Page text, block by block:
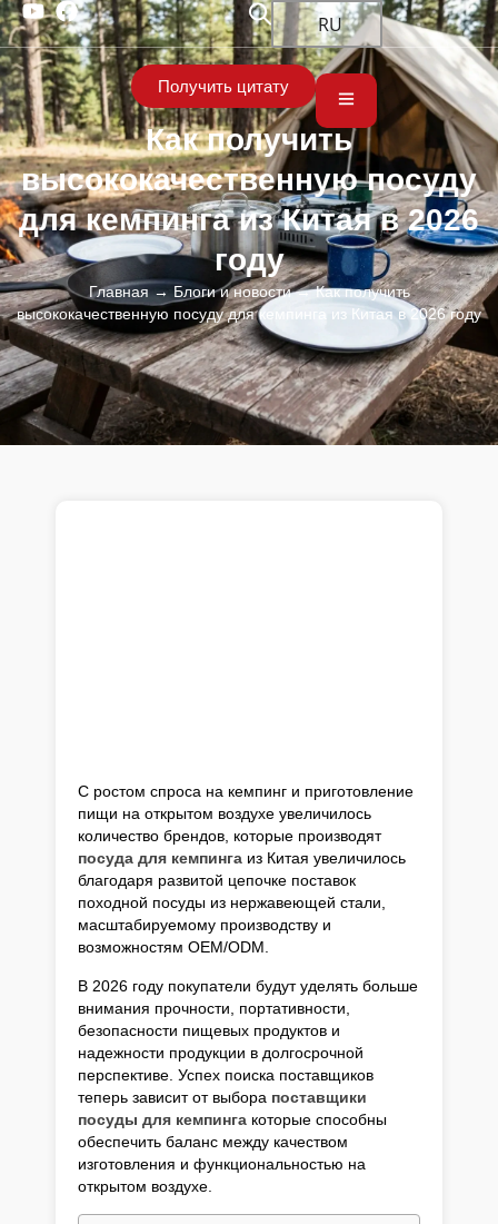
RU
Получить цитату
Как получить
высококачественную посуду
для кемпинга из Китая в 2026
году
Главная→Блоги и новости→ Как получить
высококачественную посуду для кемпинга из Китая в 2026 году
С ростом спроса на кемпинг и приготовление
пищи на открытом воздухе увеличилось
количество брендов, которые производят
посуда для кемпинга из Китая увеличилось
благодаря развитой цепочке поставок
походной посуды из нержавеющей стали,
масштабируемому производству и
возможностям OEM/ODM.
В 2026 году покупатели будут уделять больше
внимания прочности, портативности,
безопасности пищевых продуктов и
надежности продукции в долгосрочной
перспективе. Успех поиска поставщиков
теперь зависит от выбора поставщики
посуды для кемпинга которые способны
обеспечить баланс между качеством
изготовления и функциональностью на
открытом воздухе.